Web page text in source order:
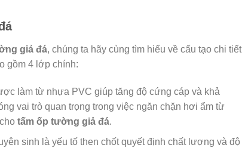
giả đá, chúng ta hãy cùng tìm hiểu về cấu tạo chi tiết
gồm 4 lớp chính:
làm từ nhựa PVC giúp tăng độ cứng cáp và khả
vai trò quan trọng trong việc ngăn chặn hơi ẩm từ
tấm ốp tường giả đá.
sinh là yếu tố then chốt quyết định chất lượng và độ